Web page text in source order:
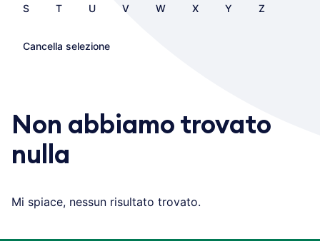
S T U V W X Y Z
Cancella selezione
Non abbiamo trovato
nulla
Mi spiace, nessun risultato trovato.